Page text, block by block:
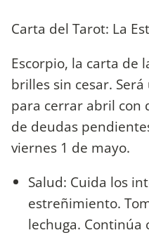
Carta del Tarot: La
Escorpio, la carta de
brilles sin cesar.
para cerrar abril con
de deudas
viernes 1 de mayo.
Salud: Cuida los
estreñimiento.
lechuga. Continúa